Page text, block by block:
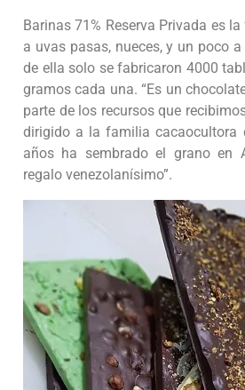
Barinas 71% Reserva Privada es
a uvas pasas, nueces, y un poco
de ella solo se fabricaron 4000
gramos cada una. “Es un
parte de los recursos que
dirigido a la familia cacaocultora
años ha sembrado el grano en
regalo venezolanísimo”.